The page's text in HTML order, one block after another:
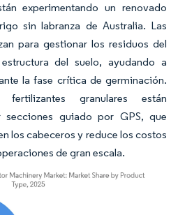
experimentando un renovado
sin labranza de Australia. Las
para gestionar los residuos del
del suelo, ayudando a
la fase crítica de germinación.
granulares están
guiado por GPS, que
los cabeceros y reduce los costos
de gran escala.